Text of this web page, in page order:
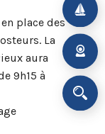
place des
La
aura
9h15 à